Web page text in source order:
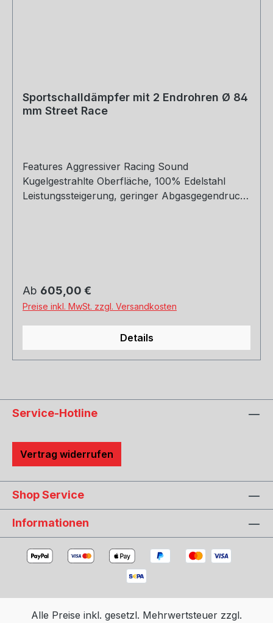
Sportschalldämpfer mit 2 Endrohren Ø 84
mm Street Race
Features Aggressiver Racing Sound
Kugelgestrahlte Oberfläche, 100% Edelstahl
Leistungssteigerung, geringer Abgasgegendruck
Regulärer Preis:
Ab 605,00 €
Preise inkl. MwSt. zzgl. Versandkosten
Details
Service-Hotline
Vertrag widerrufen
Shop Service
Informationen
Alle Preise inkl. gesetzl. Mehrwertsteuer zzgl.